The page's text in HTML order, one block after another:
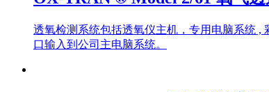
透氧检测系统包括透氧仪主机，专用电脑系统 ,
口输入到公司主电脑系统。